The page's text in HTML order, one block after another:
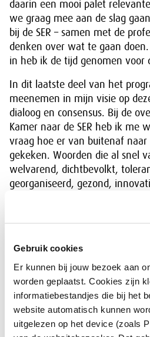
Gebruik cookies
Er kunnen bij jouw bezoek aan
worden geplaatst. Cookies zijn
informatiebestandjes die bij het
website automatisch kunnen
uitgelezen op het device (zoals
daarin een mooi palet
we graag mee aan de slag
bij de SER – samen met de
denken over wat te gaan
in heb ik de tijd genomen voor
In dit laatste deel van het
meenemen in mijn visie op
dialoog en consensus. Bij de
Kamer naar de SER heb ik me
vraag hoe er van buitenaf
gekeken. Woorden die al snel
welvarend, dichtbevolkt,
georganiseerd, gezond,
gezien zijn wij de
Dat zijn we uiteraard niet
loopt als een rode draad door
kracht van Nederland ligt
economische geschiedenis Van
samenwerking tussen
samenleving en het effectief
verschillen.